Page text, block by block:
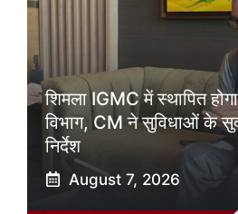
शिमला IGMC में स्थापित
विभाग, CM ने सुविधाओं के
निर्देश
August 7, 2026